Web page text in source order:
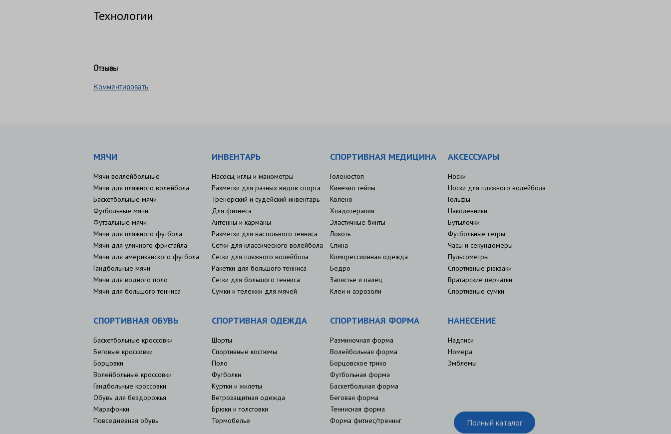
Технологии
Отзывы
Комментировать
МЯЧИ
Мячи воллейбольные
Мячи для пляжного волейбола
Баскетбольные мячи
Футбольные мячи
Футзальные мячи
Мячи для пляжного футбола
Мячи для уличного фристайла
Мячи для американского футбола
Гандбольные мячи
Мячи для водного поло
Мячи для большого тенниса
ИНВЕНТАРЬ
Насосы, иглы и манометры
Разметки для разных видов спорта
Тренерский и судейский инвентарь
Для фитнеса
Антенны и карманы
Разметки для настольного тенниса
Сетки для классического волейбола
Сетки для пляжного волейбола
Ракетки для большого тенниса
Сетки для большого тенниса
Сумки и тележки для мячей
СПОРТИВНАЯ МЕДИЦИНА
Голеностоп
Кинезио тейпы
Колено
Хладотерапия
Эластичные бинты
Локоть
Спина
Компрессионная одежда
Бедро
Запястье и палец
Клеи и аэрозоли
АКСЕССУАРЫ
Носки
Носки для пляжного волейбола
Гольфы
Наколенники
Бутылочки
Футбольные гетры
Часы и секундомеры
Пульсометры
Спортивные рюкзаки
Вратарские перчатки
Спортивные сумки
СПОРТИВНАЯ ОБУВЬ
Баскетбольные кроссовки
Беговые кроссовки
Борцовки
Волейбольные кроссовки
Гандбольные кроссовки
Обувь для бездорожья
Марафонки
Повседневная обувь
СПОРТИВНАЯ ОДЕЖДА
Шорты
Спортивные костюмы
Поло
Футболки
Куртки и жилеты
Ветрозащитная одежда
Брюки и толстовки
Термобелье
СПОРТИВНАЯ ФОРМА
Разминочная форма
Волейбольная форма
Борцовское трико
Футбольная форма
Баскетбольная форма
Беговая форма
Теннисная форма
Форма фитнес/тренинг
НАНЕСЕНИЕ
Надписи
Номера
Эмблемы
Полный каталог